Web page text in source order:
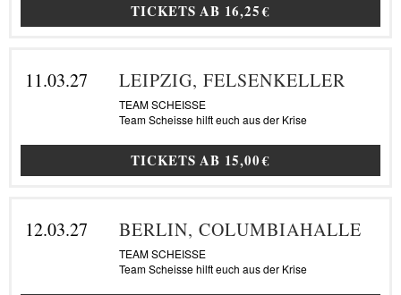
TICKETS AB 16,25 €
11.03.27 LEIPZIG, FELSENKELLER
TEAM SCHEISSE
Team Scheisse hilft euch aus der Krise
TICKETS AB 15,00 €
12.03.27 BERLIN, COLUMBIAHALLE
TEAM SCHEISSE
Team Scheisse hilft euch aus der Krise